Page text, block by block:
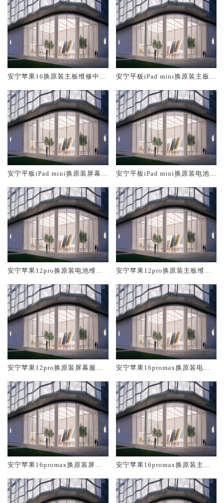
安宁苹果16换原装主板维修中心
安宁平板iPad mini换原装主板维
安宁平板iPad mini换原装屏幕服
安宁平板iPad mini换原装电池维
安宁苹果12pro换原装电池维修
安宁苹果12pro换原装主板维修
安宁苹果12pro换原装屏幕服务
安宁苹果16promax换原装电池
安宁苹果16promax换原装屏幕
安宁苹果16promax换原装主板